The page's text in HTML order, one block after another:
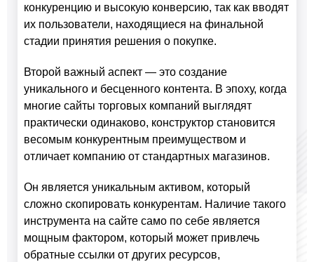
конкуренцию и высокую конверсию, так как вводят
их пользователи, находящиеся на финальной
стадии принятия решения о покупке.
Второй важный аспект — это создание
уникального и бесценного контента. В эпоху, когда
многие сайты торговых компаний выглядят
практически одинаково, конструктор становится
весомым конкурентным преимуществом и
отличает компанию от стандартных магазинов.
Он является уникальным активом, который
сложно скопировать конкурентам. Наличие такого
инструмента на сайте само по себе является
мощным фактором, который может привлечь
обратные ссылки от других ресурсов,